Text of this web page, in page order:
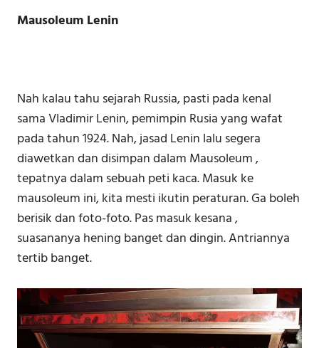
Mausoleum Lenin
Nah kalau tahu sejarah Russia, pasti pada kenal
sama Vladimir Lenin, pemimpin Rusia yang wafat
pada tahun 1924. Nah, jasad Lenin lalu segera
diawetkan dan disimpan dalam Mausoleum ,
tepatnya dalam sebuah peti kaca. Masuk ke
mausoleum ini, kita mesti ikutin peraturan. Ga boleh
berisik dan foto-foto. Pas masuk kesana ,
suasananya hening banget dan dingin. Antriannya
tertib banget.